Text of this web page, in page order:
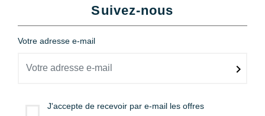
Suivez-nous
Votre adresse e-mail
J'accepte de recevoir par e-mail les offres